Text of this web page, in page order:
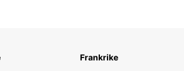
Frankrike